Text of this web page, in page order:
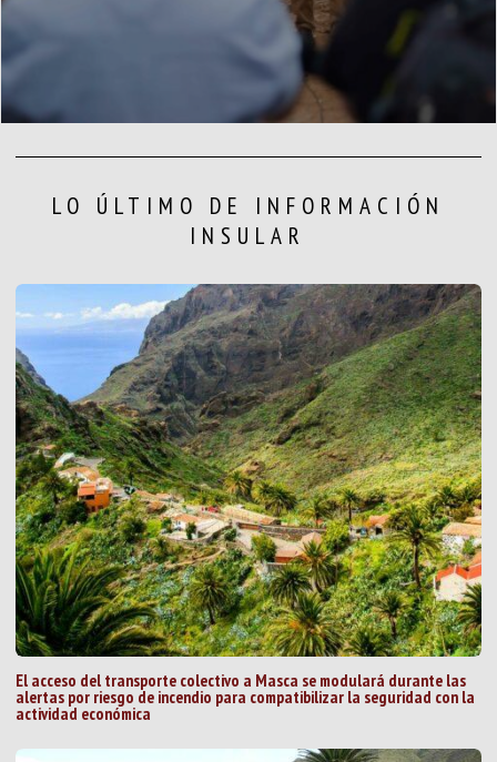
LO ÚLTIMO DE INFORMACIÓN
INSULAR
El acceso del transporte colectivo a Masca se modulará durante las
alertas por riesgo de incendio para compatibilizar la seguridad con la
actividad económica